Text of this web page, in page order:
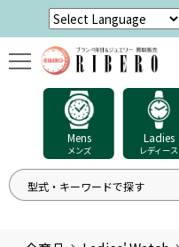
Mens
メンズ
Ladies
レディース